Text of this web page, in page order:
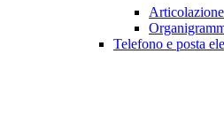
Telefono e posta